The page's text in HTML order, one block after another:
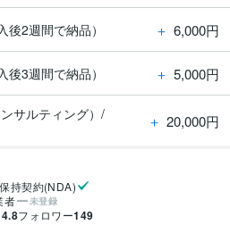
2週間で納品） ＋ 6,000円
3週間で納品） ＋ 5,000円
サルティング）/
＋ 20,000円
持契約(NDA)
者
未登録
4.8フォロワー149